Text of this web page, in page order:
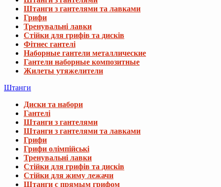
Штанги з гантелями та лавками
Грифи
Тренувальні лавки
Стійки для грифів та дисків
Фітнес гантелі
Наборные гантели металлические
Гантели наборные композитные
Жилеты утяжелители
Штанги
Диски та набори
Гантелі
Штанги з гантелями
Штанги з гантелями та лавками
Грифи
Грифи олімпійські
Тренувальні лавки
Стійки для грифів та дисків
Стійки для жиму лежачи
Штанги с прямым грифом